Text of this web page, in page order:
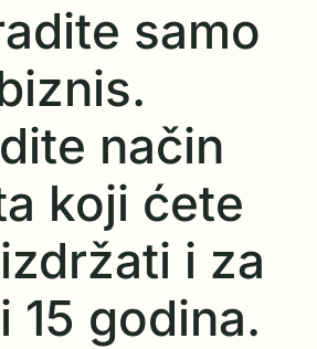
samo
način
koji ćete
i za
15 godina.